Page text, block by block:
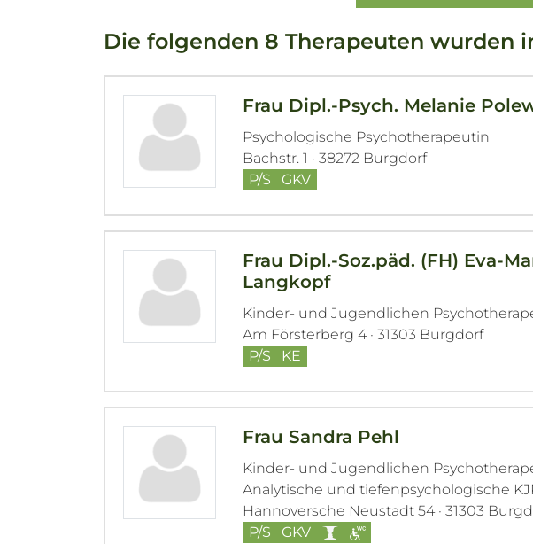
Die folgenden 8 Therapeuten wurden
Frau Dipl.-Psych. Melanie
Psychologische Psychotherapeutin
Bachstr. 1 · 38272 Burgdorf
P/S
GKV
Frau Dipl.-Soz.päd. (FH) Eva-
Langkopf
Kinder- und Jugendlichen
Am Försterberg 4 · 31303 Burgdorf
P/S
KE
Frau Sandra Pehl
Kinder- und Jugendlichen
Analytische und tiefenpsychologische
Hannoversche Neustadt 54 · 31303
P/S
GKV